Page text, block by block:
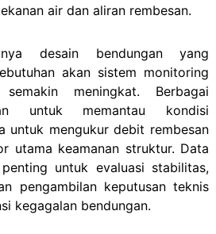
air dan aliran rembesan.
desain bendungan yang
akan sistem monitoring
meningkat. Berbagai
untuk memantau kondisi
untuk mengukur debit rembesan
utama keamanan struktur. Data
untuk evaluasi stabilitas,
pengambilan keputusan teknis
kegagalan bendungan.